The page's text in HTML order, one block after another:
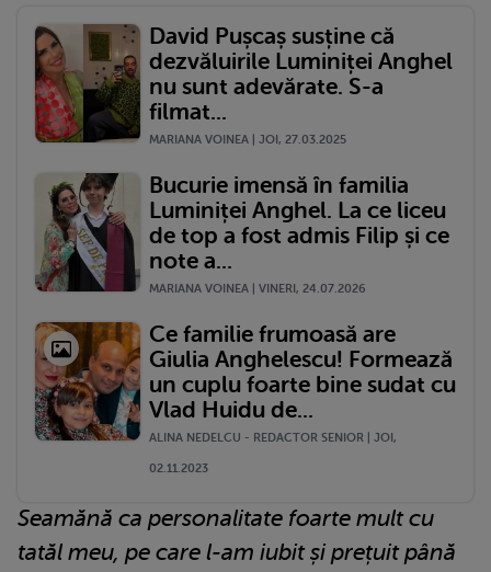
David Pușcaș susține că
dezvăluirile Luminiței Anghel
nu sunt adevărate. S-a
filmat...
MARIANA VOINEA | JOI, 27.03.2025
Bucurie imensă în familia
Luminiței Anghel. La ce liceu
de top a fost admis Filip și ce
note a...
MARIANA VOINEA | VINERI, 24.07.2026
Ce familie frumoasă are
Giulia Anghelescu! Formează
un cuplu foarte bine sudat cu
Vlad Huidu de...
ALINA NEDELCU - REDACTOR SENIOR | JOI,
02.11.2023
Seamănă ca personalitate foarte mult cu
tatăl meu, pe care l-am iubit și prețuit până